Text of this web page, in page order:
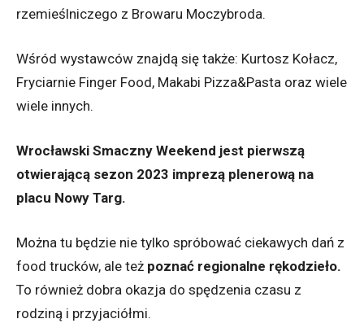
rzemieślniczego z Browaru Moczybroda.
Wśród wystawców znajdą się także: Kurtosz Kołacz,
Fryciarnie Finger Food, Makabi Pizza&Pasta oraz wiele
wiele innych.
Wrocławski Smaczny Weekend jest pierwszą
otwierającą sezon 2023 imprezą plenerową na
placu Nowy Targ.
Można tu będzie nie tylko spróbować ciekawych dań z
food trucków, ale też poznać regionalne rękodzieło.
To również dobra okazja do spędzenia czasu z
rodziną i przyjaciółmi.